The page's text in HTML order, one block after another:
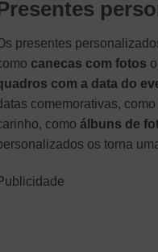
presentes
canecas com fotos
com a data do
comemorativas,
como álbuns de
os torna